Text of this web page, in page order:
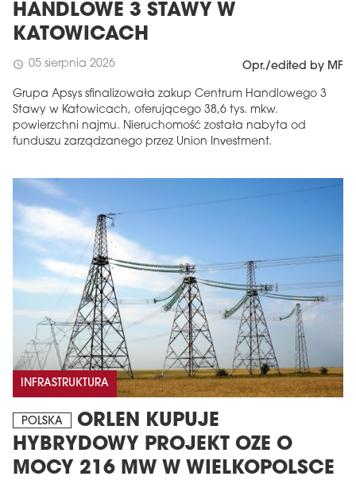
HANDLOWE 3 STAWY W
KATOWICACH
schedule 05 sierpnia 2026 Opr./edited by MF
Grupa Apsys sfinalizowała zakup Centrum Handlowego 3
Stawy w Katowicach, oferującego 38,6 tys. mkw.
powierzchni najmu. Nieruchomość została nabyta od
funduszu zarządzanego przez Union Investment.
INFRASTRUKTURA
POLSKA
ORLEN KUPUJE
HYBRYDOWY PROJEKT OZE O
MOCY 216 MW W WIELKOPOLSCE